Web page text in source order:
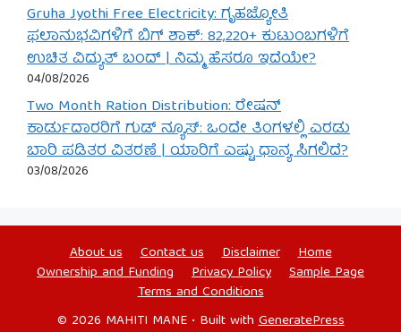
Gruha Jyothi Free Electricity: ಗೃಹಜ್ಯೋತಿ
ಫಲಾನುಭವಿಗಳಿಗೆ ಬಿಗ್ ಶಾಕ್: 82,220+ ಕುಟುಂಬಗಳಿಗೆ
ಉಚಿತ ವಿದ್ಯುತ್ ಬಂದ್ | ನಿಮ್ಮ ಹೆಸರೂ ಇದೆಯೇ?
04/08/2026
Two Month Ration Distribution: ರೇಷನ್
ಕಾರ್ಡುದಾರರಿಗೆ ಗುಡ್ ನ್ಯೂಸ್: ಒಂದೇ ತಿಂಗಳಲ್ಲಿ ಎರಡು
ಬಾರಿ ಪಡಿತರ ವಿತರಣೆ | ಯಾರಿಗೆ ಎಷ್ಟು ಧಾನ್ಯ ಸಿಗಲಿದೆ?
03/08/2026
About us Contact us Disclaimer
Home
Ownership and Funding
Privacy Policy
Sample Page
Terms and Conditions
© 2026 MAHITI MANE• Built withGeneratePress